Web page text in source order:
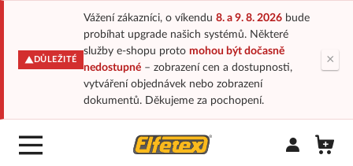
DŮLEŽITÉ
Vážení zákazníci, o víkendu 8. a 9. 8. 2026bude
probíhat upgrade našich systémů. Některé
služby e-shopu proto mohou být dočasně
nedostupné– zobrazení cen a dostupnosti,
vytváření objednávek nebo zobrazení
dokumentů. Děkujeme za pochopení.
×
Přihlásit/